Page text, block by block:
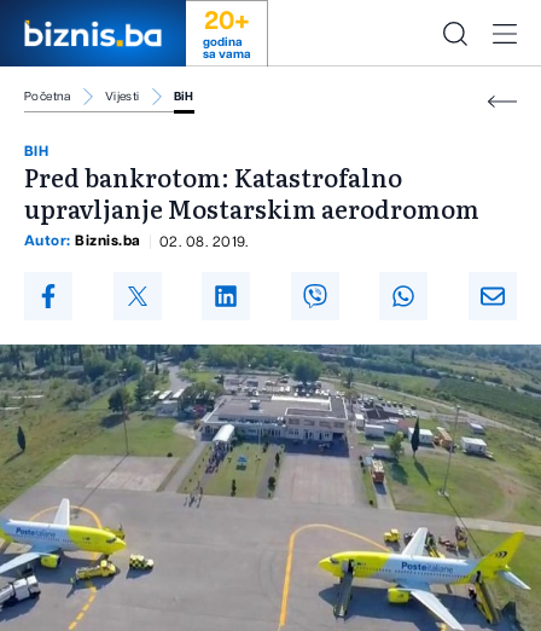
20+
godina
sa vama
Početna Vijesti BiH
BIH
Pred bankrotom: Katastrofalno
upravljanje Mostarskim aerodromom
Autor: Biznis.ba 02. 08. 2019.